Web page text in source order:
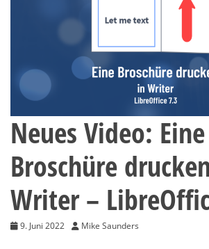
Neues Video: Eine
Broschüre
Writer –
9. Juni 2022 Mike Saunders